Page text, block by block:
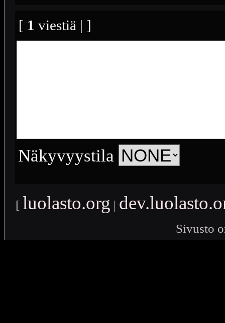
[ 1 viestiä | ]
Näkyvyystila
[ luolasto.org |
Sivusto